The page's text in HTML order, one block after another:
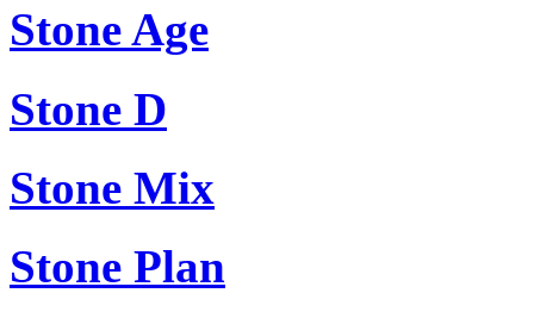
Stone Age
Stone D
Stone Mix
Stone Plan